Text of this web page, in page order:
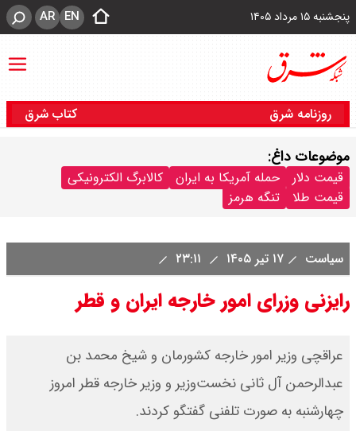
پنجشنبه ۱۵ مرداد ۱۴۰۵ EN
AR
روزنامه شرق کتاب شرق
موضوعات داغ:
قیمت دلار حمله آمریکا به ایران
کالابرگ الکترونیکی
قیمت طلا
تنگه هرمز
سیاست ۱۷ تیر ۱۴۰۵
رایزنی وزرای امور خارجه ایران و قطر
عراقچی وزیر امور خارجه کشورمان و شیخ محمد بن
عبدالرحمن آل ثانی نخست‌وزیر و وزیر خارجه قطر امروز
چهارشنبه به صورت تلفنی گفتگو کردند.